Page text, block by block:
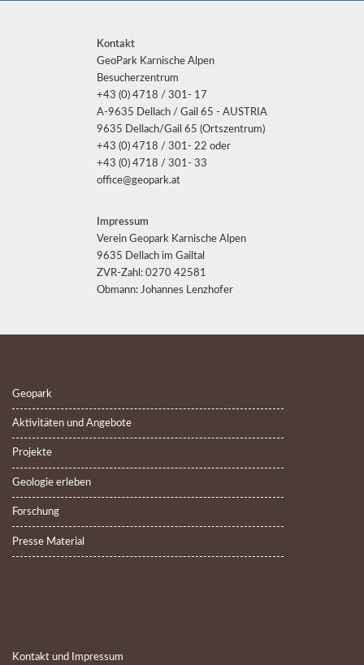
Kontakt
GeoPark Karnische Alpen
Besucherzentrum
+43 (0) 4718 / 301- 17
A-9635 Dellach / Gail 65 - AUSTRIA
9635 Dellach/Gail 65 (Ortszentrum)
+43 (0) 4718 / 301- 22 oder
+43 (0) 4718 / 301- 33
office@geopark.at
Impressum
Verein Geopark Karnische Alpen
9635 Dellach im Gailtal
ZVR-Zahl: 0270 42581
Obmann: Johannes Lenzhofer
Geopark
Aktivitäten und Angebote
Projekte
Geologie erleben
Forschung
Presse Material
Kontakt und Impressum